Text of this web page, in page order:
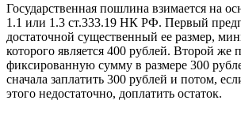
Государственная пошлина взимается на
1.1 или 1.3 ст.333.19 НК РФ. Первый
достаточной существенный ее размер,
которого является 400 рублей. Второй же
фиксированную сумму в размере 300
сначала заплатить 300 рублей и потом,
этого недостаточно, доплатить остаток.